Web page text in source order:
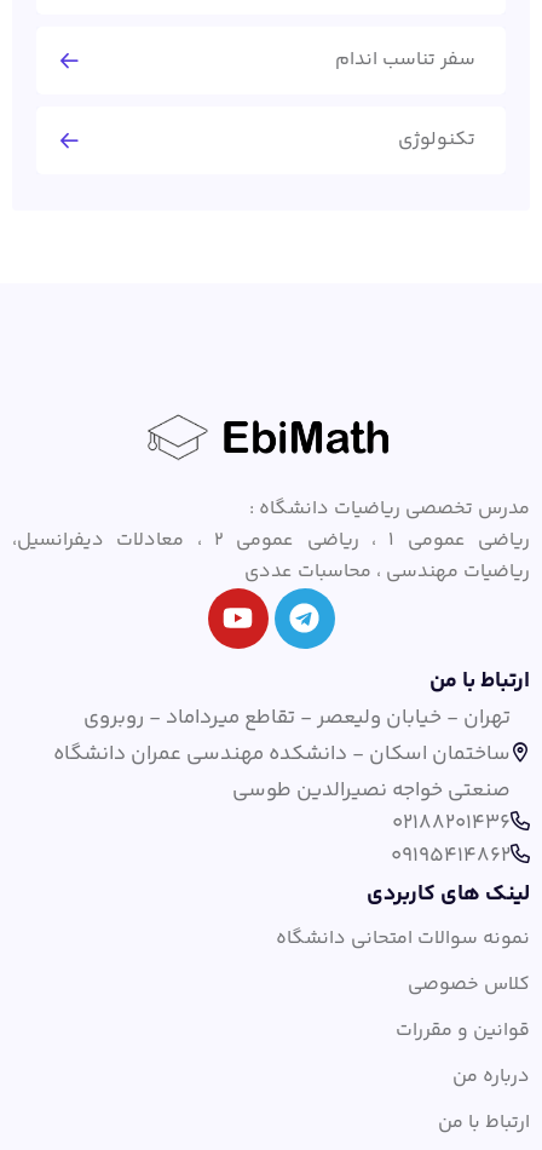
سفر تناسب اندام
تکنولوژی
مدرس تخصصی ریاضیات دانشگاه :
ریاضی عمومی ۱ ، ریاضی عمومی ۲ ، معادلات دیفرانسیل،
ریاضیات مهندسی ، محاسبات عددی
ارتباط با من
تهران - خیابان ولیعصر - تقاطع میرداماد - روبروی
ساختمان اسکان - دانشکده مهندسی عمران دانشگاه
صنعتی خواجه نصیرالدین طوسی
02188201436
09195414862
لینک های کاربردی
نمونه سوالات امتحانی دانشگاه
کلاس خصوصی
قوانین و مقررات
درباره من
ارتباط با من